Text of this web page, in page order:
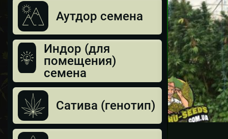
Аутдор семена
Индор (для
помещения)
семена
Сатива (генотип)